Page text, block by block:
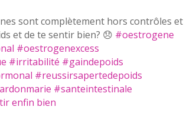
sont complètement hors contrôles et
et de te sentir bien? 😞 #oestrogene
#oestrogenexcess
#irritabilité #gaindepoids
#reussirsapertedepoids
#santeintestinale
enfin bien